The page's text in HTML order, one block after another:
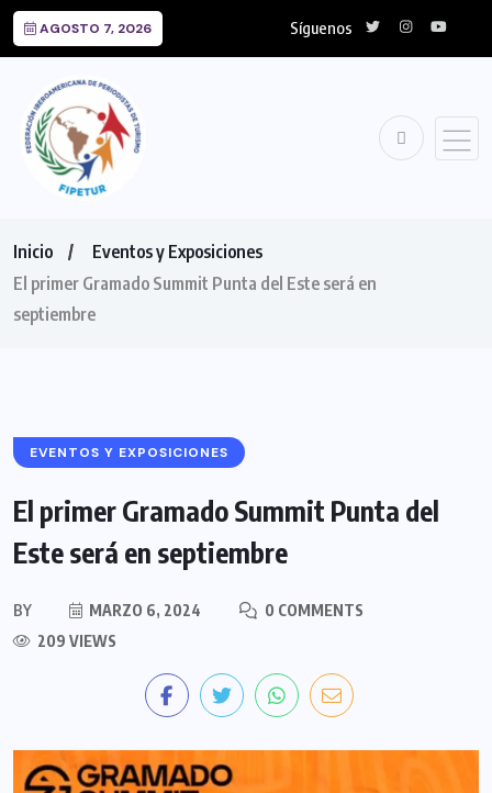
AGOSTO 7, 2026 Síguenos
Inicio
Eventos y Exposiciones
El primer Gramado Summit Punta del Este será en
septiembre
EVENTOS Y EXPOSICIONES
El primer Gramado Summit Punta del
Este será en septiembre
BY MARZO 6, 2024
0 COMMENTS
209 VIEWS